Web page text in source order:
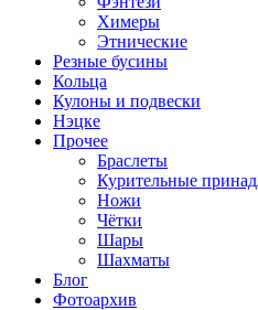
Химеры
Этнические
Резные бусины
Кольца
Кулоны и подвески
Нэцке
Прочее
Браслеты
Курительные
Ножи
Чётки
Шары
Шахматы
Блог
Фотоархив